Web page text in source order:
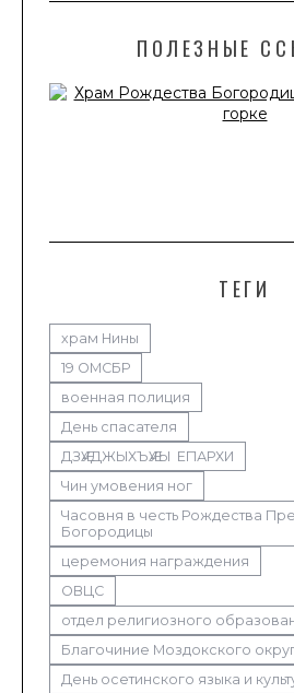
ПОЛЕЗНЫЕ
ТЕГИ
храм Нины
19 ОМСБР
военная полиция
День спасателя
ДЗӔУДЖЫХЪӔУЫ ЕПАРХИ
Чин умовения ног
Часовня в честь Рождества
Богородицы
церемония награждения
ОВЦС
отдел религиозного
Благочиние Моздокского
День осетинского языка и